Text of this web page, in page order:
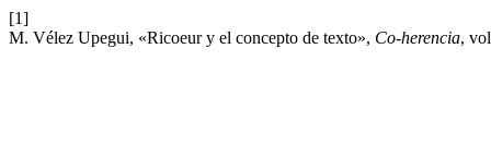
[1]
M. Vélez Upegui, «Ricoeur y el concepto de texto», Co-herencia,